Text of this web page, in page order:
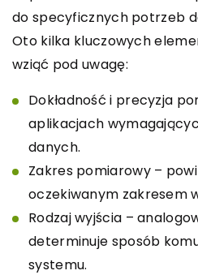
do specyficznych potrzeb
Oto kilka kluczowych
wziąć pod uwagę:
Dokładność i precyzja
aplikacjach
danych.
Zakres pomiarowy –
oczekiwanym zakresem
Rodzaj wyjścia –
determinuje sposób
systemu.